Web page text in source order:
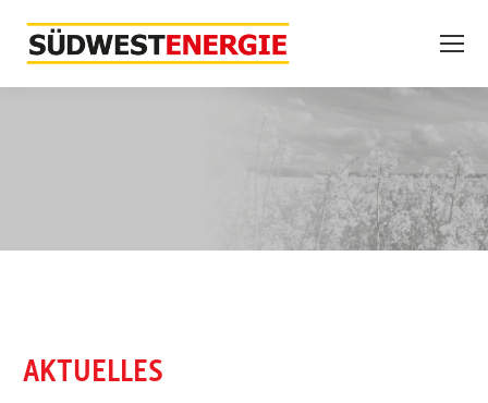
AKTUELLES